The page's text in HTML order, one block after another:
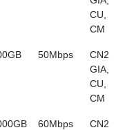
CU,
CM
50Mbps
CN2
GIA,
CU,
CM
60Mbps
CN2